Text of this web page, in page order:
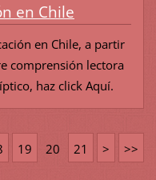
en Chile
en Chile, a partir
comprensión lectora
haz click Aquí.
19 20 21 > >>